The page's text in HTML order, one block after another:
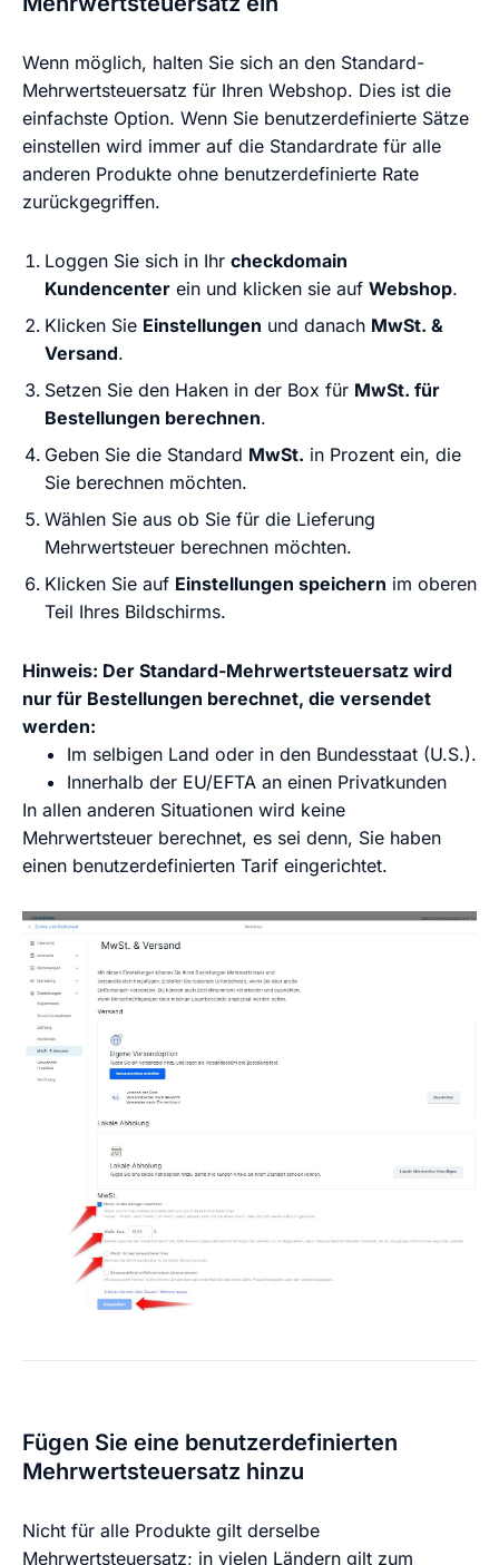
Wenn möglich, halten Sie sich an den Standard-
Mehrwertsteuersatz für Ihren Webshop. Dies ist die
einfachste Option. Wenn Sie benutzerdefinierte Sätze
einstellen wird immer auf die Standardrate für alle
anderen Produkte ohne benutzerdefinierte Rate
zurückgegriffen.
Loggen Sie sich in Ihr checkdomain
Kundencenter ein und klicken sie auf Webshop.
Klicken Sie Einstellungen und danach MwSt. &
Versand.
Setzen Sie den Haken in der Box für MwSt. für
Bestellungen berechnen.
Geben Sie die Standard MwSt. in Prozent ein, die
Sie berechnen möchten.
Wählen Sie aus ob Sie für die Lieferung
Mehrwertsteuer berechnen möchten.
Klicken Sie auf Einstellungen speichern im oberen
Teil Ihres Bildschirms.
Hinweis: Der Standard-Mehrwertsteuersatz wird
nur für Bestellungen berechnet, die versendet
werden:
Im selbigen Land oder in den Bundesstaat (U.S.).
Innerhalb der EU/EFTA an einen Privatkunden
In allen anderen Situationen wird keine
Mehrwertsteuer berechnet, es sei denn, Sie haben
einen benutzerdefinierten Tarif eingerichtet.
Fügen Sie eine benutzerdefinierten
Mehrwertsteuersatz hinzu
Nicht für alle Produkte gilt derselbe
Mehrwertsteuersatz; in vielen Ländern gilt zum